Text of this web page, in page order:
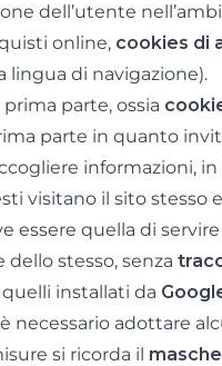
dell’utente
online, cookies di
lingua di navigazione).
prima parte, ossia
parte in quanto
informazioni,
visitano il sito stesso
essere quella di
stesso, senza
installati da
necessario adottare
si ricorda il